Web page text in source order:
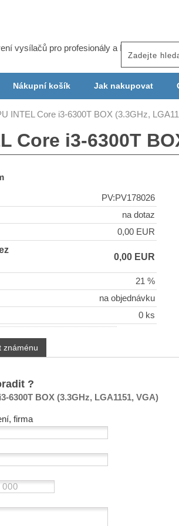
vysílačů pro profesionály a ISP
Nákupní košík Jak nakupovat
INTEL Core i3-6300T BOX (3.3GHz,
Core i3-6300T
PV:PV178026
na dotaz
0,00 EUR
0,00 EUR
21 %
na objednávku
0 ks
známénu
?
6300T BOX (3.3GHz, LGA1151, VGA)
firma